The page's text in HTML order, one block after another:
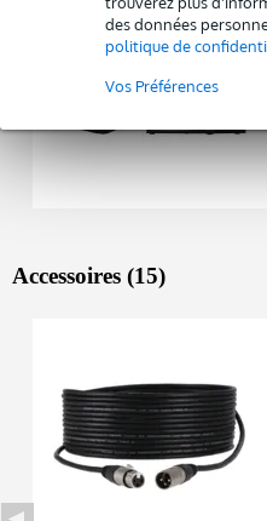
des données
politique de
Vos Préférences
Accessoires (15)